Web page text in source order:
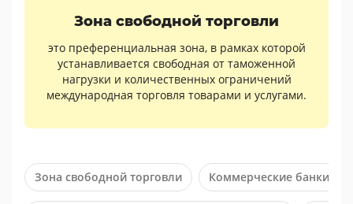
Зона свободной торговли
это преференциальная зона, в рамках которой
устанавливается свободная от таможенной
нагрузки и количественных ограничений
международная торговля товарами и услугами.
Зона свободной торговли Коммерческие банки